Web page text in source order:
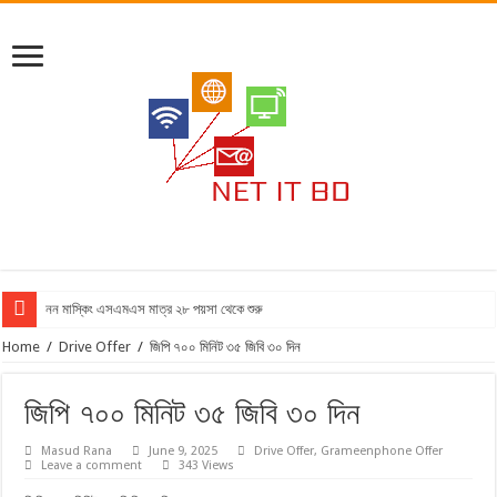
নন মাস্কিং এসএমএস মাত্র ২৮ পয়সা থেকে শুরু
Home / Drive Offer / জিপি ৭০০ মিনিট ৩৫ জিবি ৩০ দিন
জিপি ৭০০ মিনিট ৩৫ জিবি ৩০ দিন
Masud Rana June 9, 2025 Drive Offer, Grameenphone Offer
Leave a comment
343 Views